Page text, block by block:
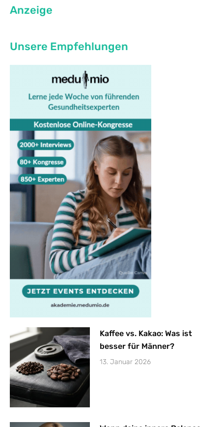
Anzeige
Unsere Empfehlungen
Kaffee vs. Kakao: Was ist
besser für Männer?
13. Januar 2026